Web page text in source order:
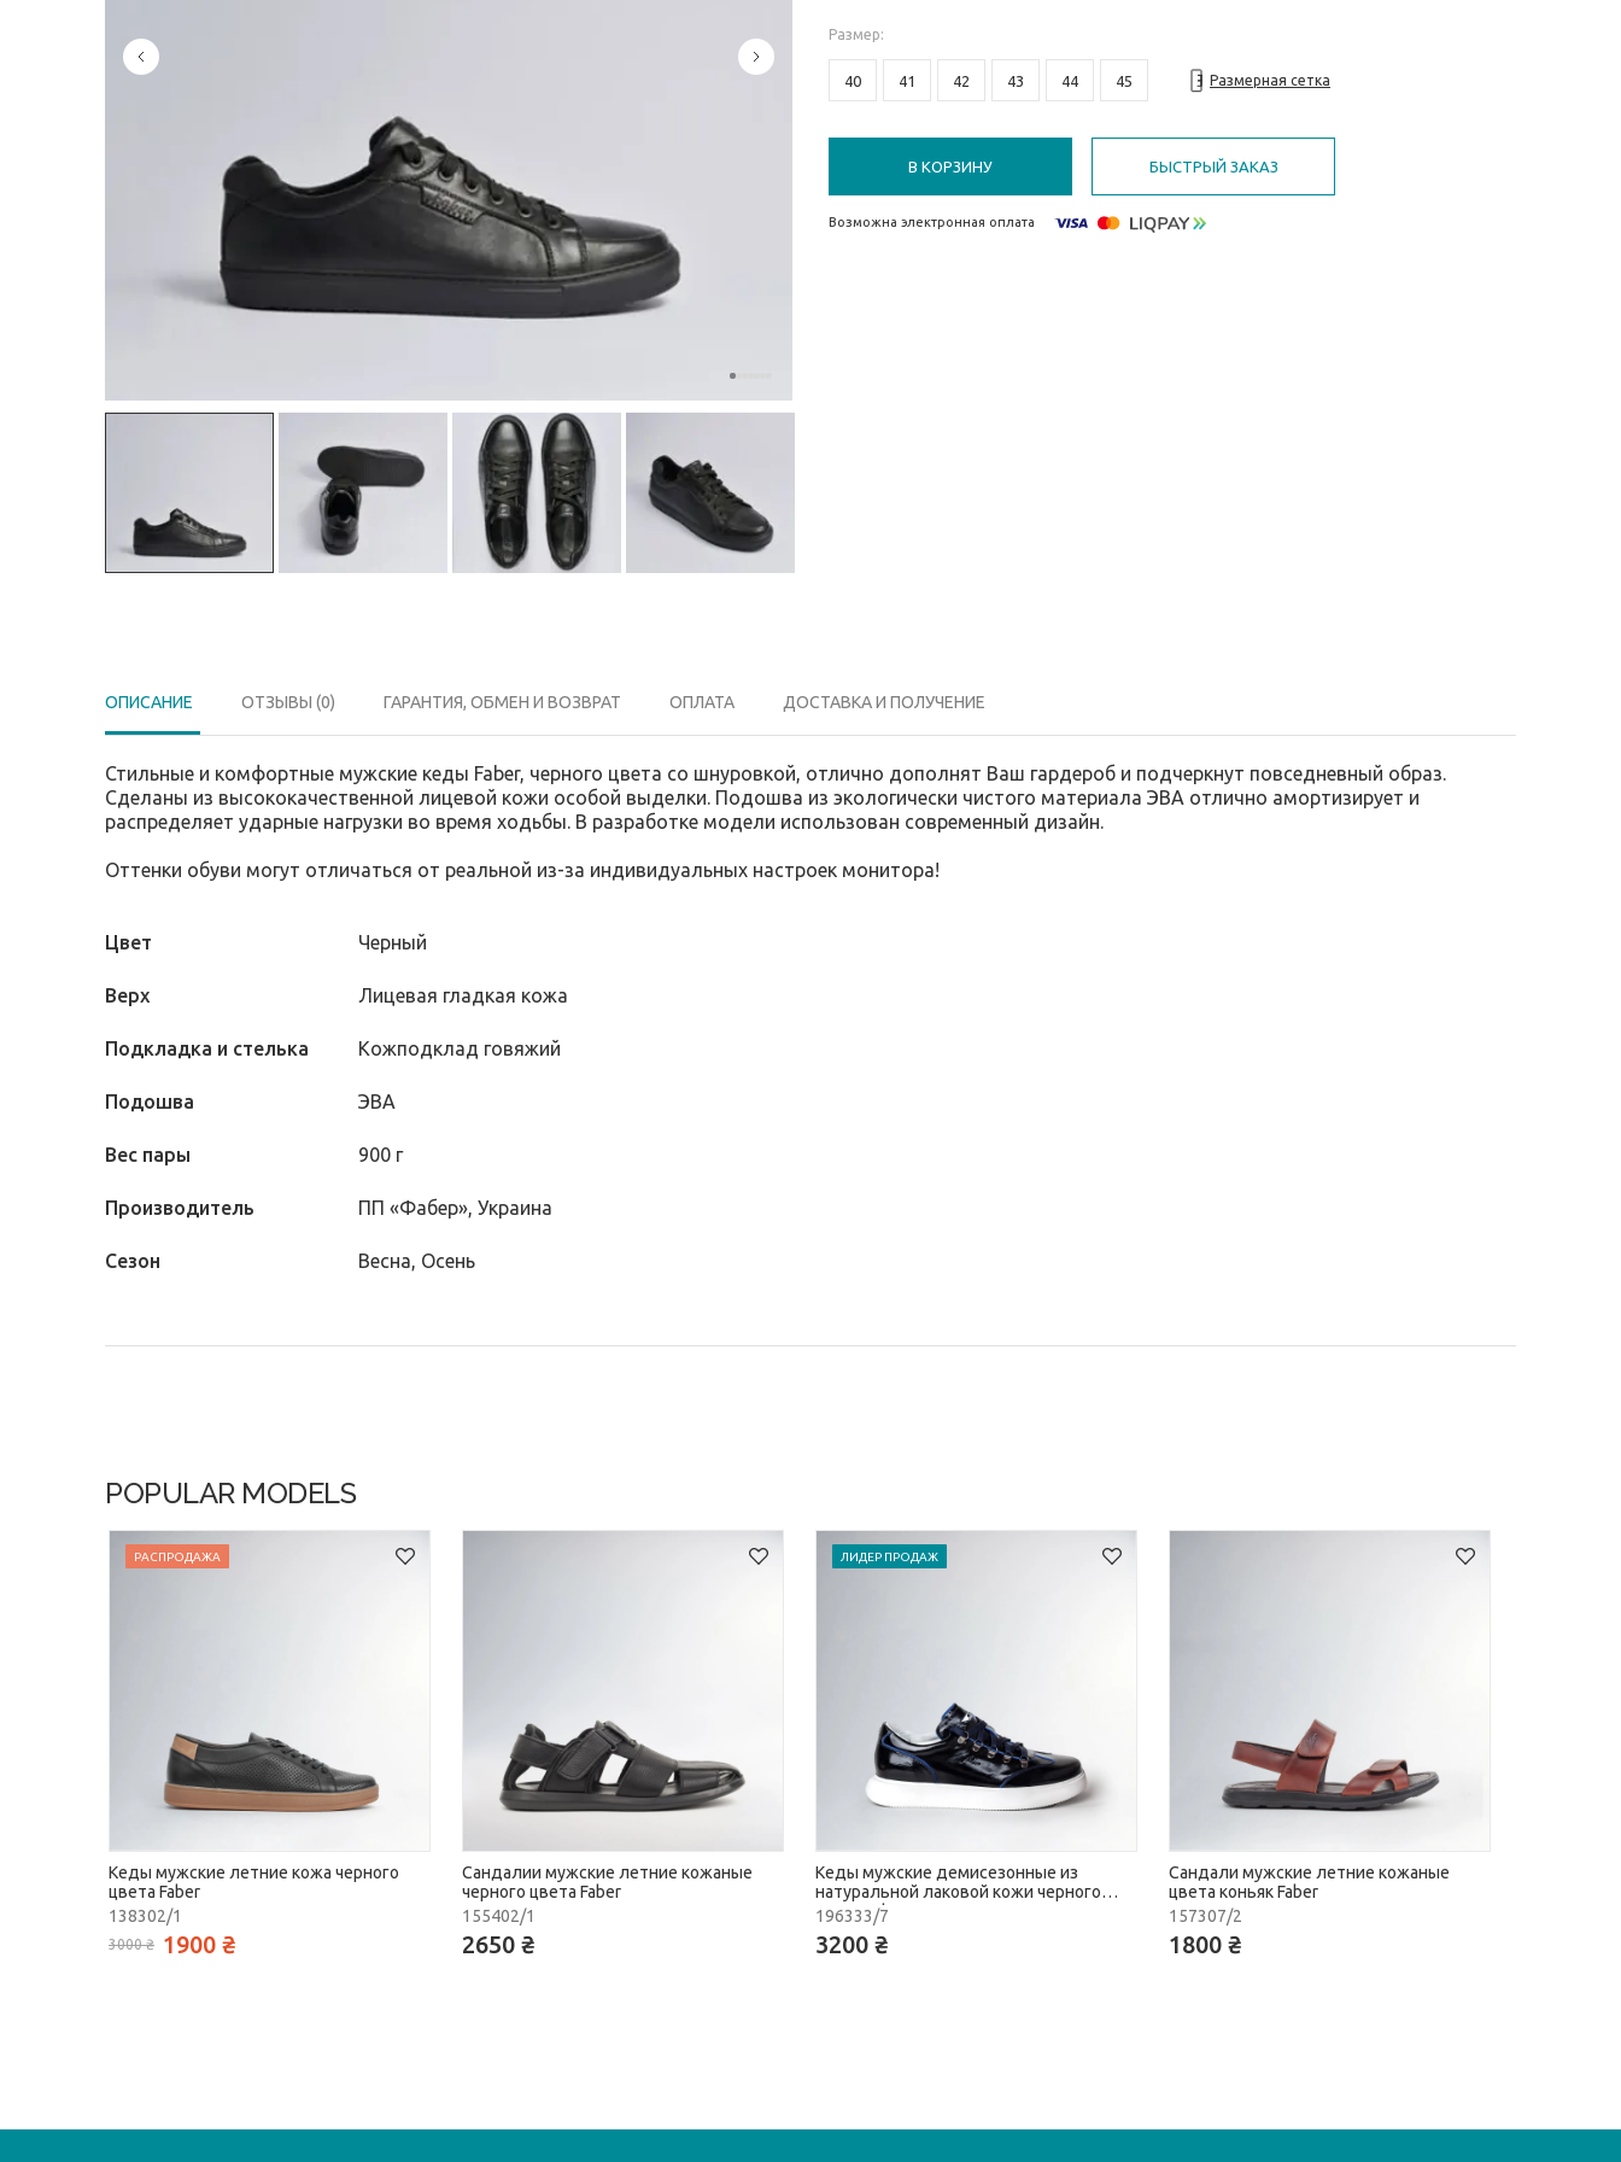
Размер:
40 41 42 43 44 45 Размерная сетка
В КОРЗИНУ БЫСТРЫЙ ЗАКАЗ
Возможна электронная оплата
ОПИСАНИЕ ОТЗЫВЫ (0) ГАРАНТИЯ, ОБМЕН И ВОЗВРАТ ОПЛАТА ДОСТАВКА И ПОЛУЧЕНИЕ
Стильные и комфортные мужские кеды Faber, черного цвета со шнуровкой, отлично дополнят Ваш гардероб и подчеркнут повседневный образ.
Сделаны из высококачественной лицевой кожи особой выделки. Подошва из экологически чистого материала ЭВА отлично амортизирует и
распределяет ударные нагрузки во время ходьбы. В разработке модели использован современный дизайн.
Оттенки обуви могут отличаться от реальной из-за индивидуальных настроек монитора!
Цвет Черный
Верх Лицевая гладкая кожа
Подкладка и стелька Кожподклад говяжий
Подошва ЭВА
Вес пары 900 г
Производитель ПП «Фабер», Украина
Сезон Весна, Осень
POPULAR MODELS
РАСПРОДАЖА
Кеды мужские летние кожа черного
цвета Faber
138302/1
3000 ₴ 1900 ₴
Сандалии мужские летние кожаные
черного цвета Faber
155402/1
2650 ₴
ЛИДЕР ПРОДАЖ
Кеды мужские демисезонные из
натуральной лаковой кожи черного
цвета Faber
196333/7
3200 ₴
Сандали мужские летние кожаные
цвета коньяк Faber
157307/2
1800 ₴